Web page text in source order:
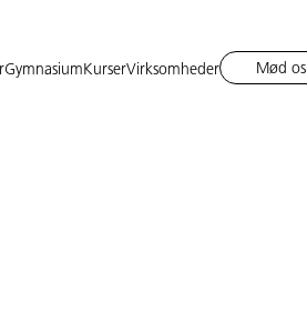
Gymnasium KurserVirksomheder Mød os